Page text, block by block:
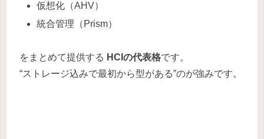
仮想化（AHV）
統合管理（Prism）
をまとめて提供する HCIの代表格です。
“ストレージ込みで最初から型がある”のが強みです。